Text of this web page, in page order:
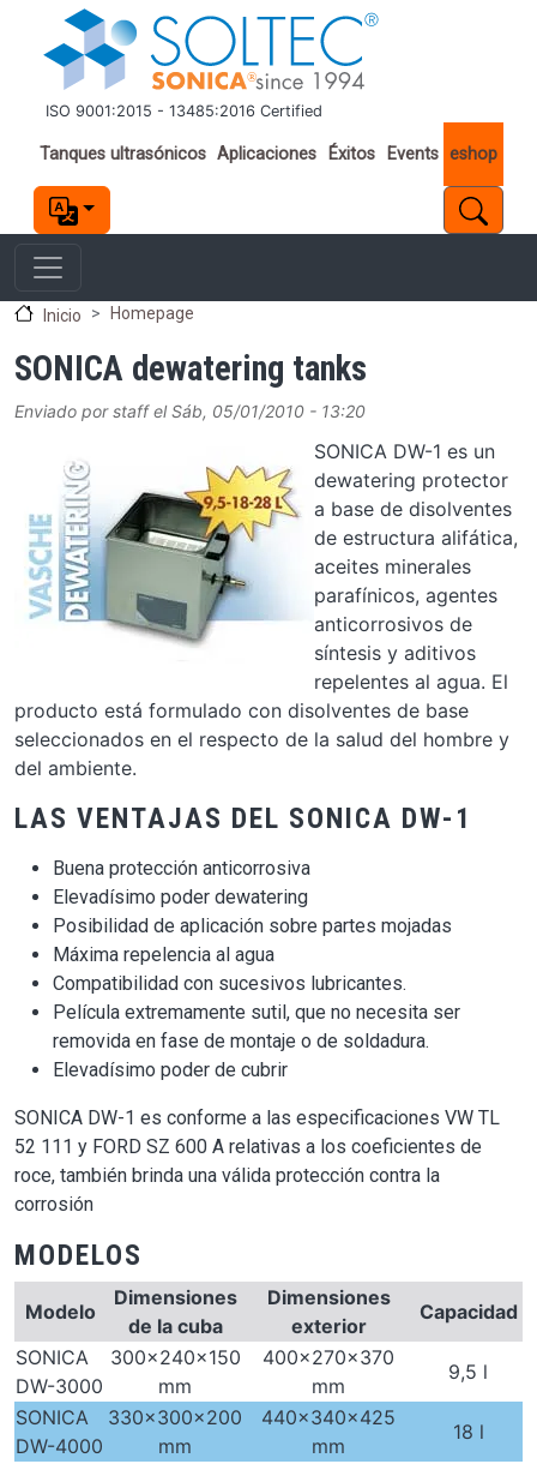
Pasar al contenido principal
ISO 9001:2015 - 13485:2016 Certified
Important links
Tanques ultrasónicos Aplicaciones Éxitos Events eshop
Inicio Homepage
SONICA dewatering tanks
Enviado porstaffelSáb, 05/01/2010 - 13:20
SONICA DW-1 es un
dewatering protector
a base de disolventes
de estructura alifática,
aceites minerales
parafínicos, agentes
anticorrosivos de
síntesis y aditivos
repelentes al agua. El
producto está formulado con disolventes de base
seleccionados en el respecto de la salud del hombre y
del ambiente.
LAS VENTAJAS DEL SONICA DW-1
Buena protección anticorrosiva
Elevadísimo poder dewatering
Posibilidad de aplicación sobre partes mojadas
Máxima repelencia al agua
Compatibilidad con sucesivos lubricantes.
Película extremamente sutil, que no necesita ser
removida en fase de montaje o de soldadura.
Elevadísimo poder de cubrir
SONICA DW-1 es conforme a las especificaciones VW TL
52 111 y FORD SZ 600 A relativas a los coeficientes de
roce, también brinda una válida protección contra la
corrosión
MODELOS
Modelo
Dimensiones
de la cuba
Dimensiones
exterior
Capacidad
SONICA
DW-3000
300x240x150
mm
400x270x370
mm
9,5 l
SONICA
DW-4000
330x300x200
mm
440x340x425
mm
18 l